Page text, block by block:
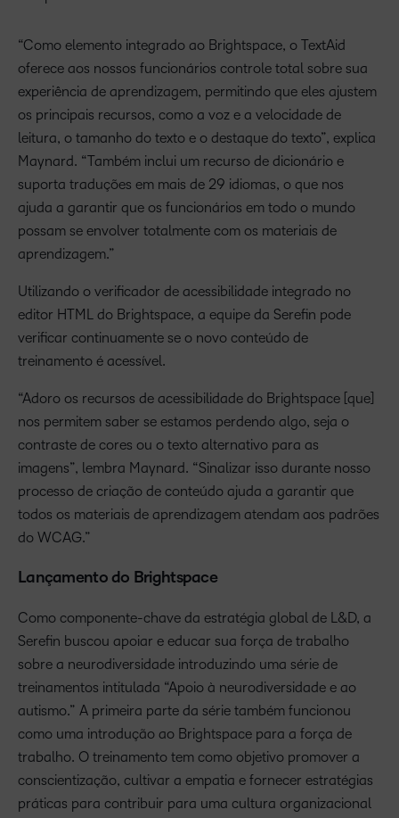
“Como elemento integrado ao Brightspace, o TextAid
oferece aos nossos funcionários controle total sobre sua
experiência de aprendizagem, permitindo que eles ajustem
os principais recursos, como a voz e a velocidade de
leitura, o tamanho do texto e o destaque do texto”, explica
Maynard. “Também inclui um recurso de dicionário e
suporta traduções em mais de 29 idiomas, o que nos
ajuda a garantir que os funcionários em todo o mundo
possam se envolver totalmente com os materiais de
aprendizagem.”
Utilizando o verificador de acessibilidade integrado no
editor HTML do Brightspace, a equipe da Serefin pode
verificar continuamente se o novo conteúdo de
treinamento é acessível.
“Adoro os recursos de acessibilidade do Brightspace [que]
nos permitem saber se estamos perdendo algo, seja o
contraste de cores ou o texto alternativo para as
imagens”, lembra Maynard. “Sinalizar isso durante nosso
processo de criação de conteúdo ajuda a garantir que
todos os materiais de aprendizagem atendam aos padrões
do WCAG.”
Lançamento do Brightspace
Como componente-chave da estratégia global de L&D, a
Serefin buscou apoiar e educar sua força de trabalho
sobre a neurodiversidade introduzindo uma série de
treinamentos intitulada “Apoio à neurodiversidade e ao
autismo.” A primeira parte da série também funcionou
como uma introdução ao Brightspace para a força de
trabalho. O treinamento tem como objetivo promover a
conscientização, cultivar a empatia e fornecer estratégias
práticas para contribuir para uma cultura organizacional